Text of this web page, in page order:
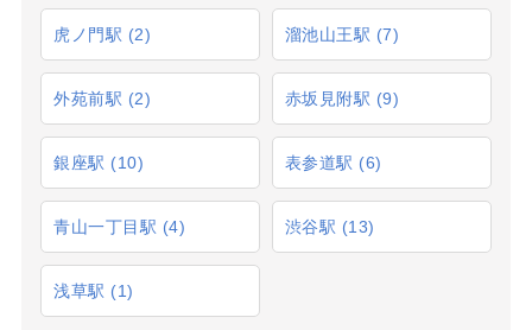
虎ノ門駅 (2) 溜池山王駅 (7)
外苑前駅 (2) 赤坂見附駅 (9)
銀座駅 (10) 表参道駅 (6)
青山一丁目駅 (4) 渋谷駅 (13)
浅草駅 (1)